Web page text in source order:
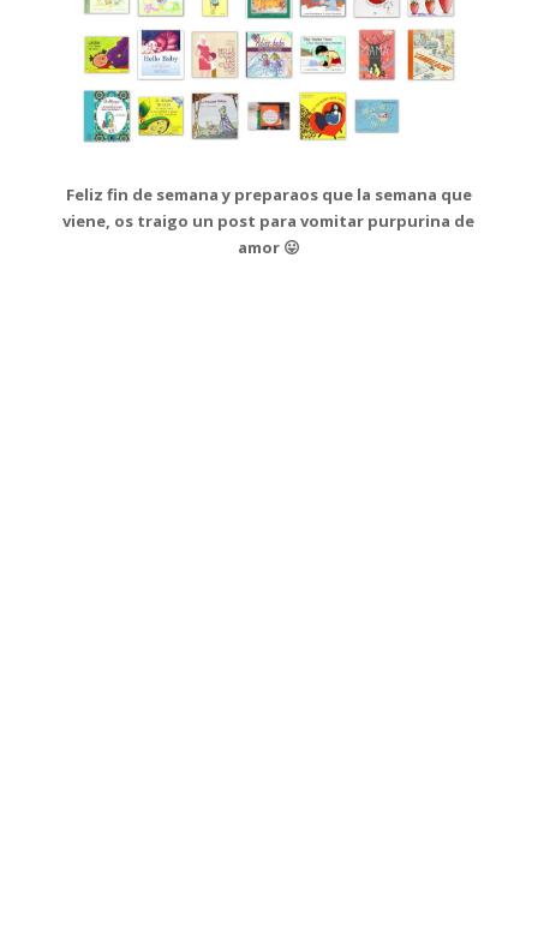
Feliz fin de semana y preparaos que la semana que
viene, os traigo un post para vomitar purpurina de
amor 😛